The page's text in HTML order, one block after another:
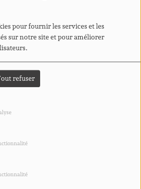
pour fournir les services et les
sur notre site et pour améliorer
refuser